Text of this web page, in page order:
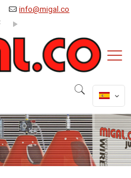
info@migal.co